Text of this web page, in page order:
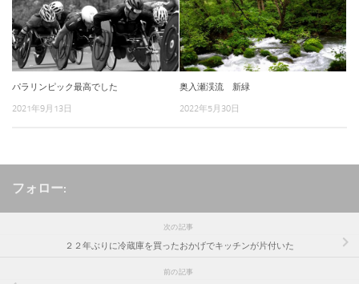
パラリンピック最高でした
2021年9月13日
奥入瀬渓流 新緑
2022年5月30日
フォロー:
次の記事
２２年ぶりに冷蔵庫を買ったおかげでキッチンが片付いた
前の記事